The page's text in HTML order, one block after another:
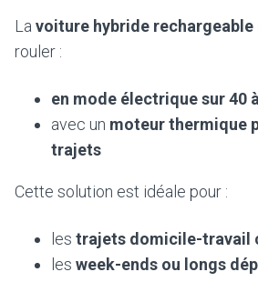
La voiture hybride rechargeable
rouler :
en mode électrique sur 40
avec un moteur thermique
trajets
Cette solution est idéale pour :
les trajets domicile-travail
les week-ends ou longs